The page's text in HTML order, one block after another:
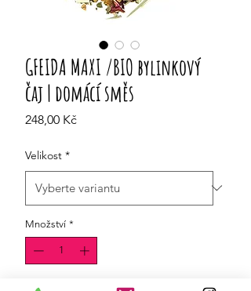
GFEIDA MAXI /BIO bylinkový
čaj | domácí směs
248,00 KčCena
Velikost *
Množství *